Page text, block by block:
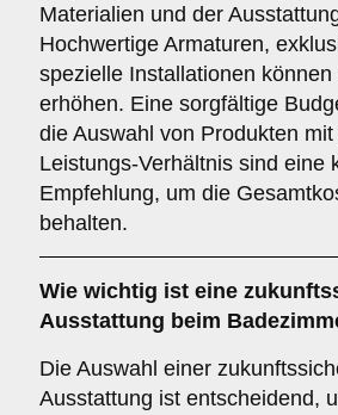
Materialien und der
Hochwertige Armaturen,
spezielle Installationen können
erhöhen. Eine sorgfältige
die Auswahl von Produkten
Leistungs-Verhältnis sind eine
Empfehlung, um die
behalten.
Wie wichtig ist eine
Ausstattung beim
Die Auswahl einer
Ausstattung ist entscheidend,